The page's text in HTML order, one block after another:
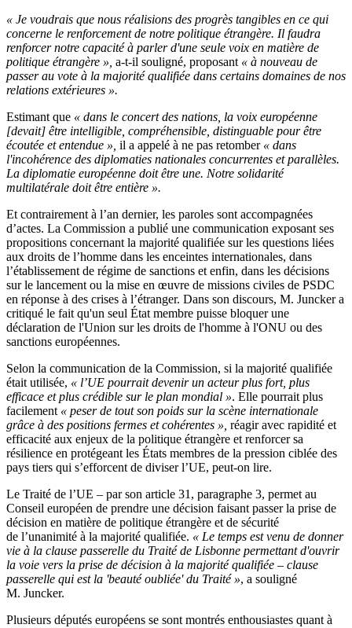
« Je voudrais que nous réalisions des progrès tangibles en ce qui
concerne le renforcement de notre politique étrangère. Il faudra
renforcer notre capacité à parler d'une seule voix en matière de
politique étrangère », a-t-il souligné, proposant « à nouveau de
passer au vote à la majorité qualifiée dans certains domaines de nos
relations extérieures ».
Estimant que « dans le concert des nations, la voix européenne
[devait] être intelligible, compréhensible, distinguable pour être
écoutée et entendue », il a appelé à ne pas retomber« dans
l'incohérence des diplomaties nationales concurrentes et parallèles.
La diplomatie européenne doit être une. Notre solidarité
multilatérale doit être entière ».
Et contrairement à l’an dernier, les paroles sont accompagnées
d’actes. La Commission a publié une communication exposant ses
propositions concernant la majorité qualifiée sur les questions liées
aux droits de l’homme dans les enceintes internationales, dans
l’établissement de régime de sanctions et enfin, dans les décisions
sur le lancement ou la mise en œuvre de missions civiles de PSDC
en réponse à des crises à l’étranger. Dans son discours, M. Juncker a
critiqué le fait qu'un seul État membre puisse bloquer une
déclaration de l'Union sur les droits de l'homme à l'ONU ou des
sanctions européennes.
Selon la communication de la Commission, si la majorité qualifiée
était utilisée, « l’UE pourrait devenir un acteur plus fort, plus
efficace et plus crédible sur le plan mondial ». Elle pourrait plus
facilement « peser de tout son poids sur la scène internationale
grâce à des positions fermes et cohérentes », réagir avec rapidité et
efficacité aux enjeux de la politique étrangère et renforcer sa
résilience en protégeant les États membres de la pression ciblée des
pays tiers qui s’efforcent de diviser l’UE, peut-on lire.
Le Traité de l’UE – par son article 31, paragraphe 3, permet au
Conseil européen de prendre une décision faisant passer la prise de
décision en matière de politique étrangère et de sécurité
de l’unanimité à la majorité qualifiée. « Le temps est venu de donner
vie à la clause passerelle du Traité de Lisbonne permettant d'ouvrir
la voie vers la prise de décision à la majorité qualifiée – clause
passerelle qui est la 'beauté oubliée' du Traité », a souligné
M. Juncker.
Plusieurs députés européens se sont montrés enthousiastes quant à